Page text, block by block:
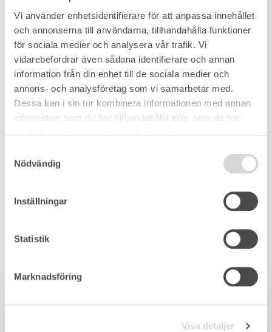
Vi använder enhetsidentifierare för att anpassa innehållet
och annonserna till användarna, tillhandahålla funktioner
för sociala medier och analysera vår trafik. Vi
vidarebefordrar även sådana identifierare och annan
information från din enhet till de sociala medier och
annons- och analysföretag som vi samarbetar med.
Dessa kan i sin tur kombinera informationen med annan
information som du har tillhandahållit eller som de har
Nödvändig
Inställningar
Statistik
Marknadsföring
Visa detaljer